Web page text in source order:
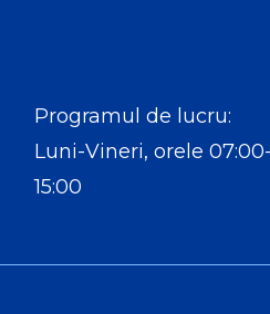
Programul de lucru:
Luni-Vineri, orele 07:00-
15:00